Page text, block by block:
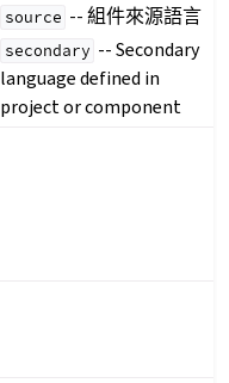
source -- 組件來源語言
secondary -- Secondary
language defined in
project or component